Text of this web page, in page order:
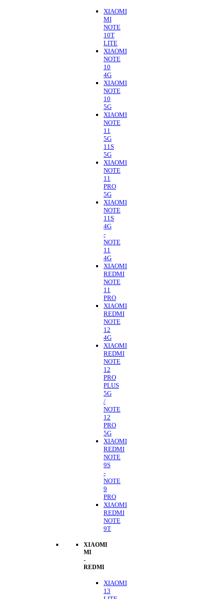
XIAOMI
MI
NOTE
10T
LITE
XIAOMI
NOTE
10
4G
XIAOMI
NOTE
10
5G
XIAOMI
NOTE
11
5G
11S
5G
XIAOMI
NOTE
11
PRO
5G
XIAOMI
NOTE
11S
4G
-
NOTE
11
4G
XIAOMI
REDMI
NOTE
11
PRO
XIAOMI
REDMI
NOTE
12
4G
XIAOMI
REDMI
NOTE
12
PRO
PLUS
5G
/
NOTE
12
PRO
5G
XIAOMI
REDMI
NOTE
9S
-
NOTE
9
PRO
XIAOMI
REDMI
NOTE
9T
XIAOMI
MI
-
REDMI
XIAOMI
13